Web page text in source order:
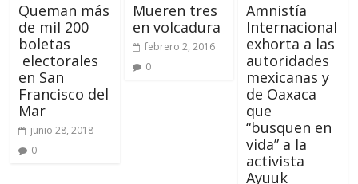
Queman más
de mil 200
boletas
electorales
en San
Francisco del
Mar
junio 28, 2018
0
Mueren tres
en volcadura
febrero 2, 2016
0
Amnistía
Internacional
exhorta a las
autoridades
mexicanas y
de Oaxaca
que
“busquen en
vida” a la
activista
Ayuuk